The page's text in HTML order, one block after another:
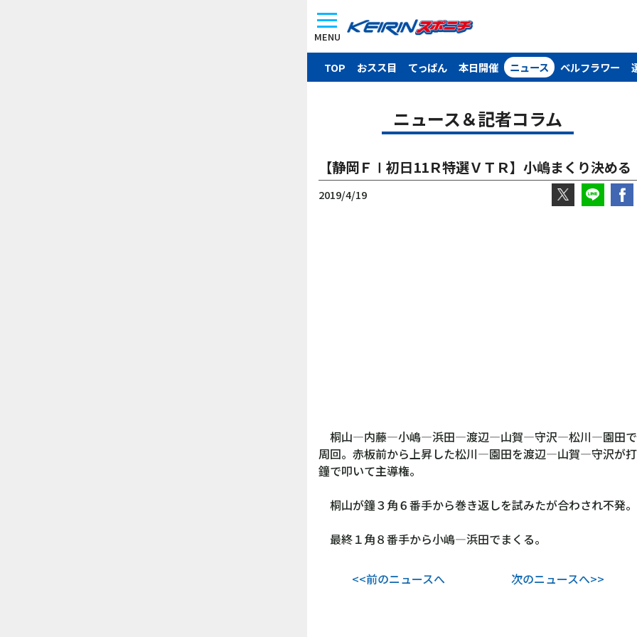
MENU
TOP おスス目 てっぱん 本日開催 ニュース ベルフラワー
ニュース＆記者コラム
【静岡ＦⅠ初日11Ｒ特選ＶＴＲ】小嶋まくり決める
2019/4/19
桐山―内藤―小嶋―浜田―渡辺―山賀―守沢―松川―園田で
周回。赤板前から上昇した松川―園田を渡辺―山賀―守沢が打
鐘で叩いて主導権。
桐山が鐘３角６番手から巻き返しを試みたが合わされ不発。
最終１角８番手から小嶋―浜田でまくる。
<<前のニュースへ 次のニュースへ>>